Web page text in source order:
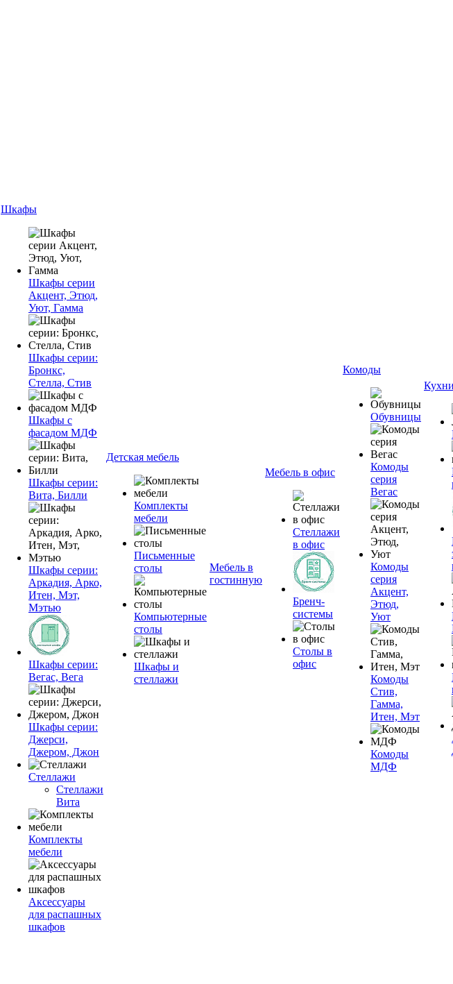
Шкафы
Шкафы серии
Акцент, Этюд,
Уют, Гамма
Шкафы серии:
Бронкс,
Стелла, Стив
Шкафы с
фасадом МДФ
Шкафы серии:
Вита, Билли
Шкафы серии:
Аркадия, Арко,
Итен, Мэт,
Мэтью
Шкафы серии:
Вегас, Вега
Шкафы серии:
Джерси,
Джером, Джон
Стеллажи
Стеллажи
Вита
Комплекты
мебели
Аксессуары
для распашных
шкафов
Детская мебель
Комплекты
мебели
Письменные
столы
Компьютерные
столы
Шкафы и
стеллажи
Мебель в
гостинную
Мебель в офис
Стеллажи
в офис
Бренч-
системы
Столы в
офис
Комоды
Обувницы
Комоды
серия
Вегас
Комоды
серия
Акцент,
Этюд,
Уют
Комоды
Стив,
Гамма,
Итен, Мэт
Комоды
МДФ